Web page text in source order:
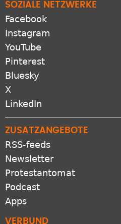
SOZIALE NETZWERKE
Facebook
Instagram
YouTube
Pinterest
Bluesky
X
LinkedIn
ZUSATZANGEBOTE
RSS-feeds
Newsletter
Protestantomat
Podcast
Apps
VERBUND